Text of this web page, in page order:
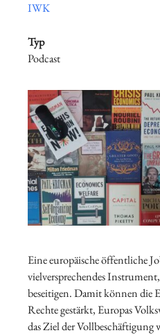
IWK
Typ
Podcast
Eine europäische öffentliche
vielversprechendes
beseitigen. Damit können die
Rechte gestärkt, Europas
das Ziel der Vollbeschäftigung